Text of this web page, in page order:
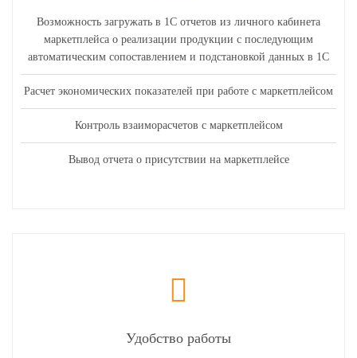
Возможность загружать в 1С отчетов из личного кабинета
маркетплейса о реализации продукции с последующим
автоматическим сопоставлением и подстановкой данных в 1С
Расчет экономических показателей при работе с маркетплейсом
Контроль взаиморасчетов с маркетплейсом
Вывод отчета о присутствии на маркетплейсе
Удобство работы